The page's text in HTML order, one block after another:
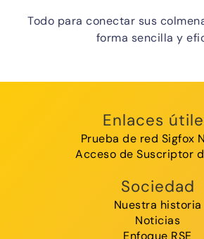
Todo para conectar sus
forma sencilla y
Enlaces
Prueba de red Sigfox
Acceso de Suscriptor
Sociedad
Nuestra historia
Noticias
Enfoque RSE